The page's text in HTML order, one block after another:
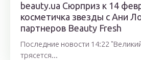
beauty.ua Сюрприз к 14
косметичка звезды с Ани
партнеров Beauty Fresh
Последние новости 14:22
трясется...